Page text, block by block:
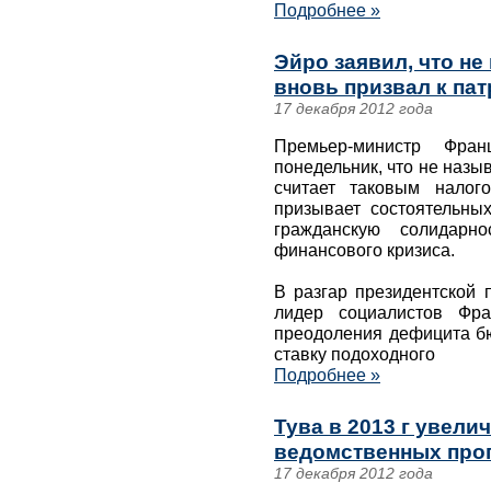
Подробнее »
Эйро заявил, что
вновь призвал к
17 декабря 2012 года
Премьер-министр
понедельник, что не
считает таковым
призывает
гражданскую
финансового кризиса.
В разгар
лидер социалистов
преодоления дефицита
ставку подоходного
Подробнее »
Тува в 2013 г
ведомственных
17 декабря 2012 года